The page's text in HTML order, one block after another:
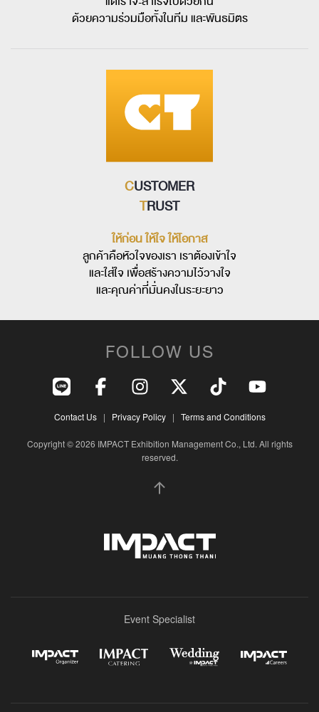
ด้วยความร่วมมือทั้งในทีม และพันธมิตร
CUSTOMER
TRUST
ให้ก่อน ให้ใจ ให้โอกาส
ลูกค้าคือหัวใจของเรา เราต้องเข้าใจ
และใส่ใจ เพื่อสร้างความไว้วางใจ
และคุณค่าที่มั่นคงในระยะยาว
FOLLOW US
Contact Us| Privacy Policy| Terms and Conditions
Copyright © 2026 IMPACT Exhibition Management Co., Ltd. All rights
reserved.
Event Specialist